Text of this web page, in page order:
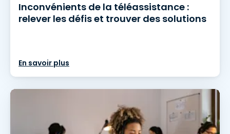
Inconvénients de la téléassistance :
relever les défis et trouver des solutions
En savoir plus